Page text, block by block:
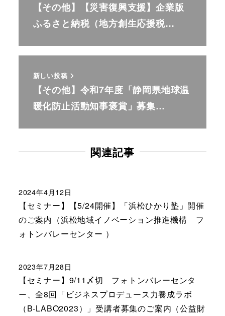
【その他】【災害復興支援】企業版
ふるさと納税（地方創生応援税…
新しい投稿
【その他】令和7年度「静岡県地球温
暖化防止活動知事褒賞」募集…
関連記事
【セミナー】【5/24開催】「浜松ひかり塾」開催
のご案内（浜松地域イノベーション推進機構 フ
ォトンバレーセンター ）
2024年4月12日
【セミナー】9/11〆切 フォトンバレーセンタ
ー、全8回「ビジネスプロデュース力養成ラボ
（B-LABO2023）」受講者募集のご案内（公益財
2023年7月28日